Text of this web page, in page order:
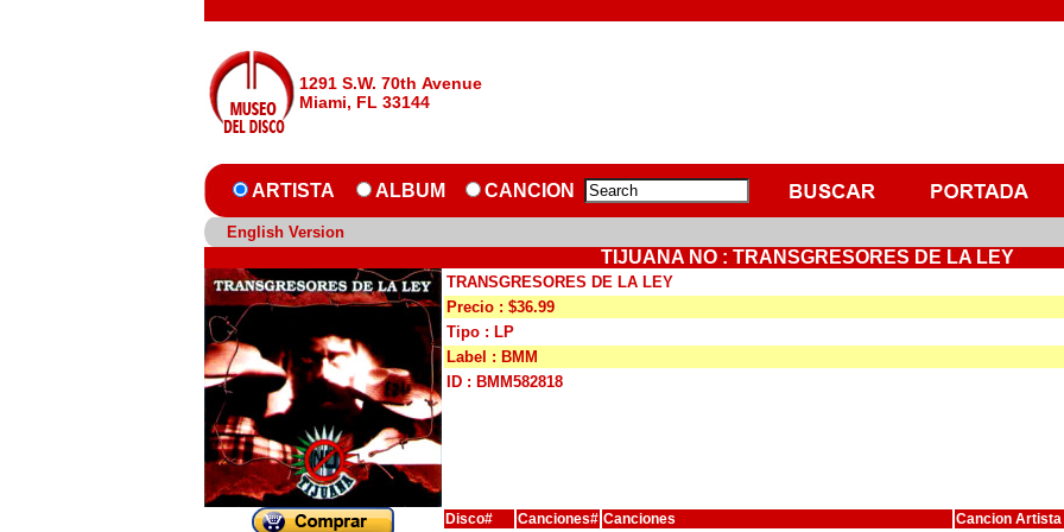
1291 S.W. 70th Avenue
Miami, FL 33144
ARTISTA ALBUM CANCION
English Version
TIJUANA NO : TRANSGRESORES DE LA LEY
TRANSGRESORES DE LA LEY
Precio : $36.99
Tipo : LP
Label : BMM
ID : BMM582818
Disco# Canciones# Canciones Cancion Artista